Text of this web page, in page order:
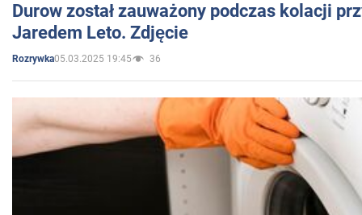
Durow został zauważony podczas kolacji
Jaredem Leto. Zdjęcie
Rozrywka05.03.2025 19:45 36